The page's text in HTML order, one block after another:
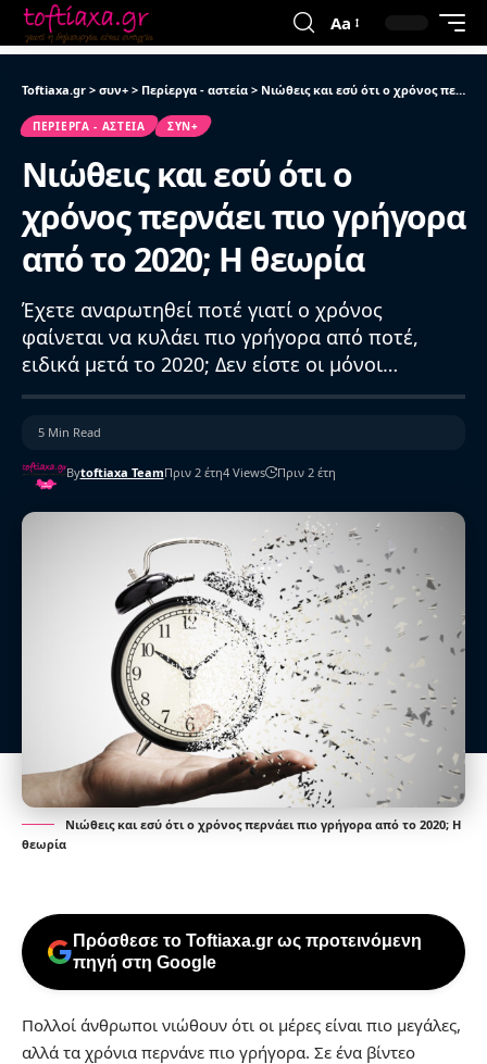
Aa
Toftiaxa.gr > συν+ > Περίεργα - αστεία > Νιώθεις και εσύ ότι ο χρόνος περνάει πιο γρήγορα από το 2020; Η θεωρία
ΠΕΡΊΕΡΓΑ - ΑΣΤΕΊΑ ΣΥΝ+
Νιώθεις και εσύ ότι ο
χρόνος περνάει πιο γρήγορα
από το 2020; Η θεωρία
Έχετε αναρωτηθεί ποτέ γιατί ο χρόνος
φαίνεται να κυλάει πιο γρήγορα από ποτέ,
ειδικά μετά το 2020; Δεν είστε οι μόνοι…
Bytoftiaxa TeamΠριν 2 έτη4 Views Πριν 2 έτη
5 Min Read
Νιώθεις και εσύ ότι ο χρόνος περνάει πιο γρήγορα από το 2020; Η
θεωρία
Πρόσθεσε το Toftiaxa.gr ως προτεινόμενη
πηγή στη Google
Πολλοί άνθρωποι νιώθουν ότι οι μέρες είναι πιο μεγάλες,
αλλά τα χρόνια περνάνε πιο γρήγορα. Σε ένα βίντεο